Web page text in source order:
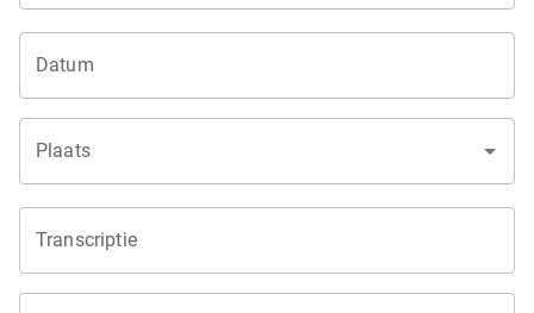
Datum
Plaats
Transcriptie